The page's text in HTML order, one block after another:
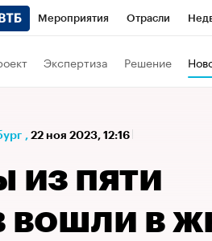
Мероприятия Отрасли
Экспертиза Решение
, 22 ноя 2023, 12:16
из пяти
вошли в